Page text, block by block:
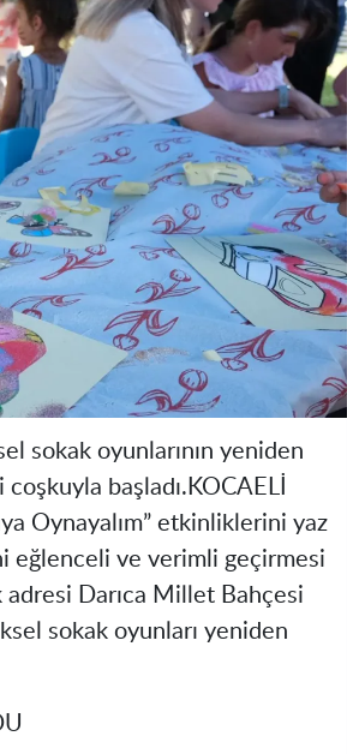
sokak oyunlarının yeniden
coşkuyla başladı.KOCAELİ
Oynayalım” etkinliklerini yaz
eğlenceli ve verimli geçirmesi
Darıca Millet Bahçesi
sokak oyunları yeniden